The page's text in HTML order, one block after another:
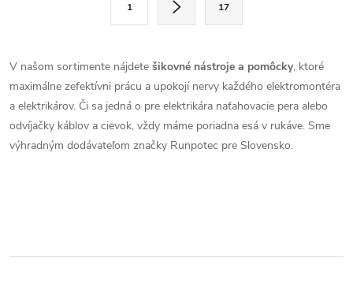
poškodených
alebo...
poškodených
alebo...
d
a
c
i
r
á
n
k
o
v
1 17
V našom sortimente nájdete šikovné nástroje a pomôcky, ktoré
maximálne zefektívni prácu a upokojí nervy každého elektromontéra
a elektrikárov. Či sa jedná o pre elektrikára naťahovacie pera alebo
odvíjačky káblov a cievok, vždy máme poriadna esá v rukáve. Sme
výhradným dodávateľom značky Runpotec pre Slovensko.